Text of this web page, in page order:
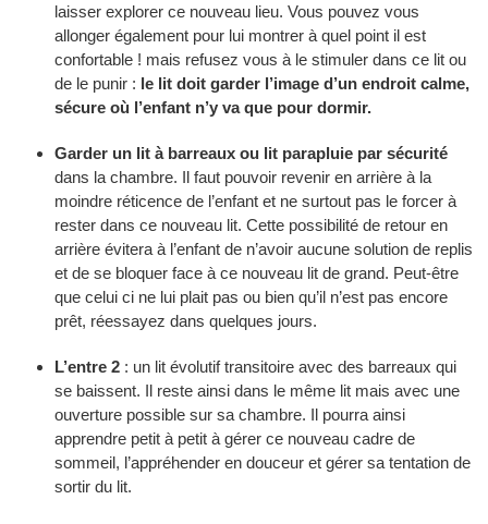
laisser explorer ce nouveau lieu. Vous pouvez vous
allonger également pour lui montrer à quel point il est
confortable ! mais refusez vous à le stimuler dans ce lit ou
de le punir : le lit doit garder l’image d’un endroit calme,
sécure où l’enfant n’y va que pour dormir.
Garder un lit à barreaux ou lit parapluie par sécurité
dans la chambre. Il faut pouvoir revenir en arrière à la
moindre réticence de l’enfant et ne surtout pas le forcer à
rester dans ce nouveau lit. Cette possibilité de retour en
arrière évitera à l’enfant de n’avoir aucune solution de replis
et de se bloquer face à ce nouveau lit de grand. Peut-être
que celui ci ne lui plait pas ou bien qu’il n’est pas encore
prêt, réessayez dans quelques jours.
L’entre 2 : un lit évolutif transitoire avec des barreaux qui
se baissent. Il reste ainsi dans le même lit mais avec une
ouverture possible sur sa chambre. Il pourra ainsi
apprendre petit à petit à gérer ce nouveau cadre de
sommeil, l’appréhender en douceur et gérer sa tentation de
sortir du lit.